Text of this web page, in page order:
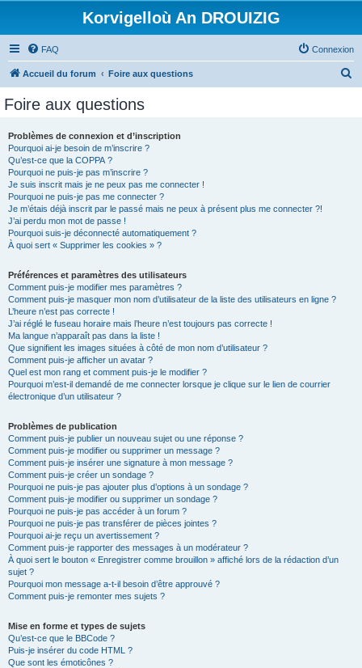
Korvigelloù An DROUIZIG
FAQ Connexion
Accueil du forum Foire aux questions
Foire aux questions
Problèmes de connexion et d’inscription
Pourquoi ai-je besoin de m’inscrire ?
Qu’est-ce que la COPPA ?
Pourquoi ne puis-je pas m’inscrire ?
Je suis inscrit mais je ne peux pas me connecter !
Pourquoi ne puis-je pas me connecter ?
Je m’étais déjà inscrit par le passé mais ne peux à présent plus me connecter ?!
J’ai perdu mon mot de passe !
Pourquoi suis-je déconnecté automatiquement ?
À quoi sert « Supprimer les cookies » ?
Préférences et paramètres des utilisateurs
Comment puis-je modifier mes paramètres ?
Comment puis-je masquer mon nom d’utilisateur de la liste des utilisateurs en ligne ?
L’heure n’est pas correcte !
J’ai réglé le fuseau horaire mais l’heure n’est toujours pas correcte !
Ma langue n’apparaît pas dans la liste !
Que signifient les images situées à côté de mon nom d’utilisateur ?
Comment puis-je afficher un avatar ?
Quel est mon rang et comment puis-je le modifier ?
Pourquoi m’est-il demandé de me connecter lorsque je clique sur le lien de courrier
électronique d’un utilisateur ?
Problèmes de publication
Comment puis-je publier un nouveau sujet ou une réponse ?
Comment puis-je modifier ou supprimer un message ?
Comment puis-je insérer une signature à mon message ?
Comment puis-je créer un sondage ?
Pourquoi ne puis-je pas ajouter plus d’options à un sondage ?
Comment puis-je modifier ou supprimer un sondage ?
Pourquoi ne puis-je pas accéder à un forum ?
Pourquoi ne puis-je pas transférer de pièces jointes ?
Pourquoi ai-je reçu un avertissement ?
Comment puis-je rapporter des messages à un modérateur ?
À quoi sert le bouton « Enregistrer comme brouillon » affiché lors de la rédaction d’un
sujet ?
Pourquoi mon message a-t-il besoin d’être approuvé ?
Comment puis-je remonter mes sujets ?
Mise en forme et types de sujets
Qu’est-ce que le BBCode ?
Puis-je insérer du code HTML ?
Que sont les émoticônes ?